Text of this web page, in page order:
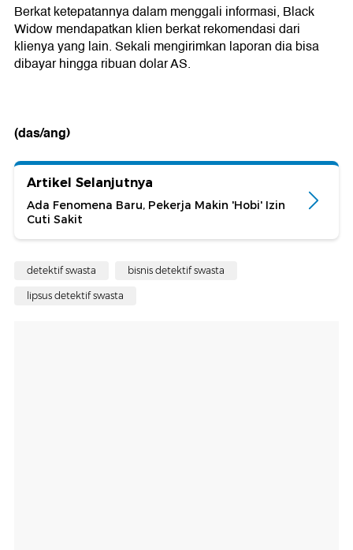
Berkat ketepatannya dalam menggali informasi, Black
Widow mendapatkan klien berkat rekomendasi dari
klienya yang lain. Sekali mengirimkan laporan dia bisa
dibayar hingga ribuan dolar AS.
(das/ang)
Artikel Selanjutnya
Ada Fenomena Baru, Pekerja Makin 'Hobi' Izin
Cuti Sakit
detektif swasta bisnis detektif swasta
lipsus detektif swasta